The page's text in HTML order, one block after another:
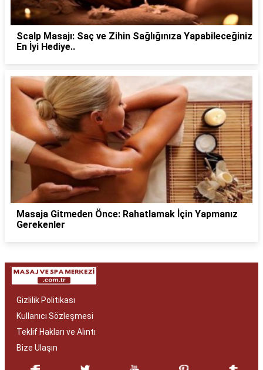
Scalp Masajı: Saç ve Zihin Sağlığınıza Yapabileceğiniz
En İyi Hediye..
Masaja Gitmeden Önce: Rahatlamak İçin Yapmanız
Gerekenler
Gizlilik Politikası
Kullanıcı Sözleşmesi
Teklif Hakları ve Alıntı
Bize Ulaşın